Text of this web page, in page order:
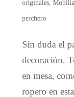
originales,
perchero
Sin duda el
decoración.
en mesa,
ropero en